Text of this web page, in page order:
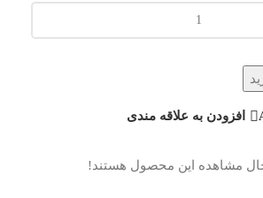
افزودن به علاقه مندی
مشاهده این محصول هستند!